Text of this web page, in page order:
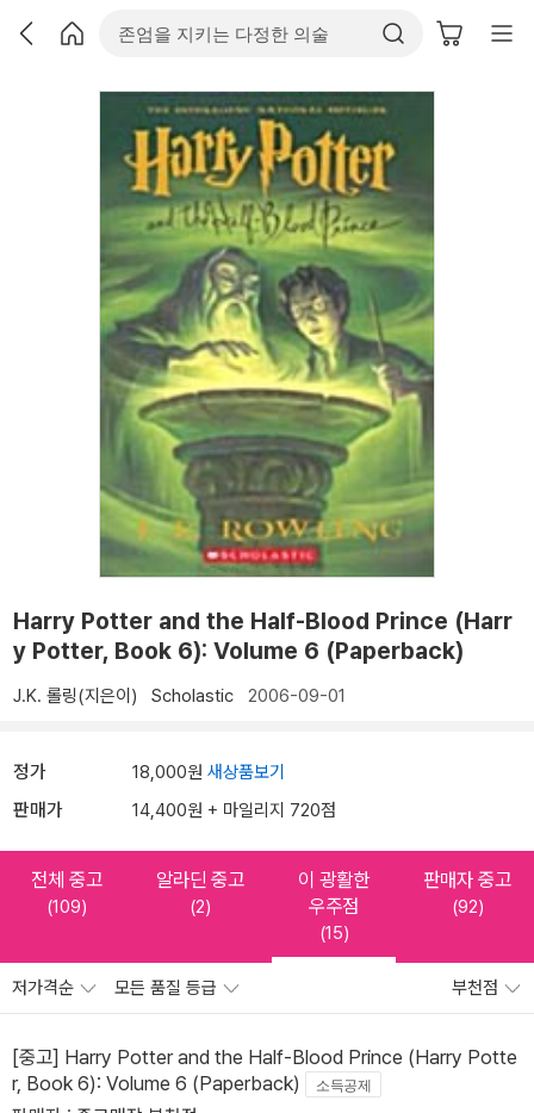
Harry Potter and the Half-Blood Prince (Harr
y Potter, Book 6): Volume 6 (Paperback)
J.K. 롤링(지은이) Scholastic 2006-09-01
정가 18,000원 새상품보기
판매가 14,400원 + 마일리지 720점
전체 중고
(109)
알라딘 중고
(2)
이 광활한
우주점
(15)
판매자 중고
(92)
저가격순 모든 품질 등급 부천점
[중고] Harry Potter and the Half-Blood Prince (Harry Potte
r, Book 6): Volume 6 (Paperback)
소득공제